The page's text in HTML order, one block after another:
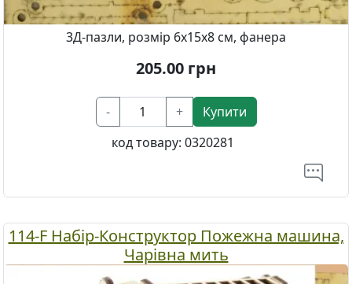
3Д-пазли, розмір 6х15х8 см, фанера
205.00 грн
- +
Купити
код товару: 0320281
114-F Набір-Конструктор Пожежна машина,
Чарівна мить